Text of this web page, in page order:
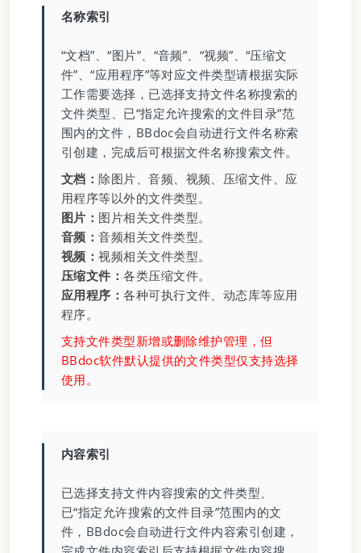
名称索引
“文档”、“图片”、“音频”、“视频”、“压缩文
件”、“应用程序”等对应文件类型请根据实际
工作需要选择，已选择支持文件名称搜索的
文件类型、已“指定允许搜索的文件目录”范
围内的文件，BBdoc会自动进行文件名称索
引创建，完成后可根据文件名称搜索文件。
文档：除图片、音频、视频、压缩文件、应
用程序等以外的文件类型。
图片： 图片相关文件类型。
音频：音频相关文件类型。
视频：视频相关文件类型。
压缩文件：各类压缩文件。
应用程序：各种可执行文件、动态库等应用
程序。
支持文件类型新增或删除维护管理，但
BBdoc软件默认提供的文件类型仅支持选择
使用。
内容索引
已选择支持文件内容搜索的文件类型、
已“指定允许搜索的文件目录”范围内的文
件，BBdoc会自动进行文件内容索引创建，